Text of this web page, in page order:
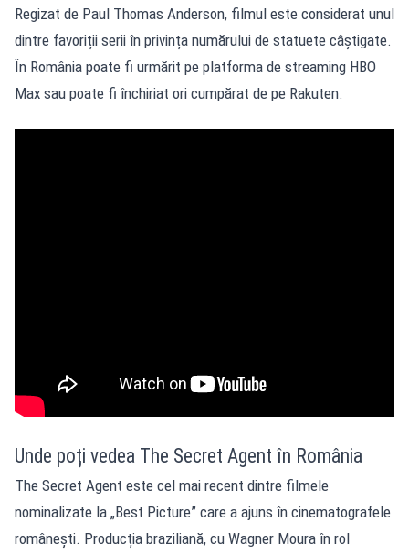
Regizat de Paul Thomas Anderson, filmul este considerat unul
dintre favoriții serii în privința numărului de statuete câștigate.
În România poate fi urmărit pe platforma de streaming HBO
Max sau poate fi închiriat ori cumpărat de pe Rakuten.
Unde poți vedea The Secret Agent în România
The Secret Agent este cel mai recent dintre filmele
nominalizate la „Best Picture” care a ajuns în cinematografele
românești. Producția braziliană, cu Wagner Moura în rol